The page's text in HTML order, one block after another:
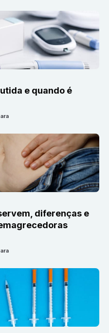
e quando é
diferenças e